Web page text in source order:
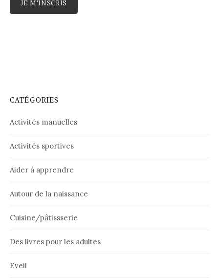
CATÉGORIES
Activités manuelles
Activités sportives
Aider à apprendre
Autour de la naissance
Cuisine/pâtissserie
Des livres pour les adultes
Eveil